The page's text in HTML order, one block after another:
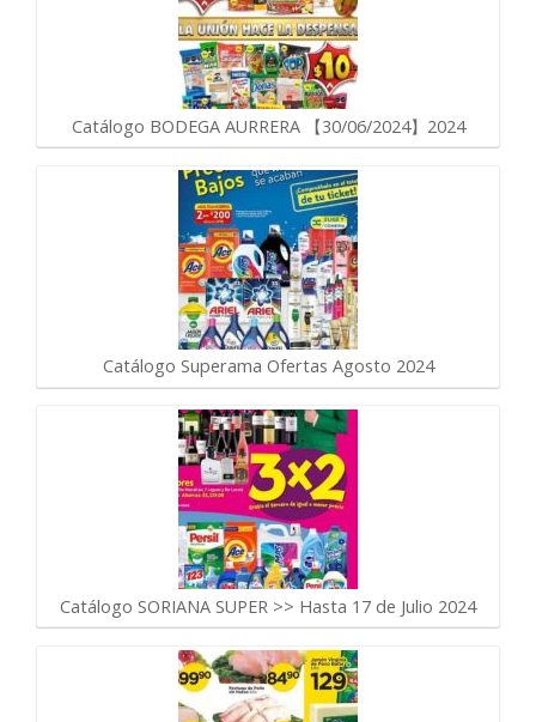
Catálogo BODEGA AURRERA 【30/06/2024】2024
Catálogo Superama Ofertas Agosto 2024
Catálogo SORIANA SUPER >> Hasta 17 de Julio 2024